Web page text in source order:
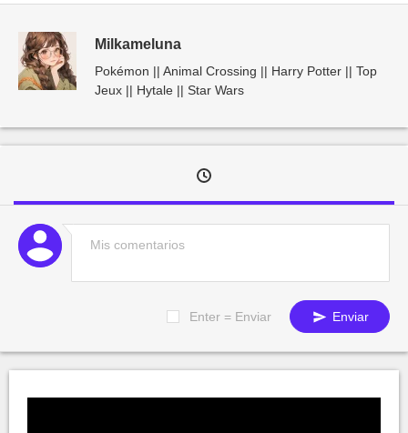
Milkameluna
Pokémon || Animal Crossing || Harry Potter || Top
Jeux || Hytale || Star Wars
Enter = Enviar Enviar